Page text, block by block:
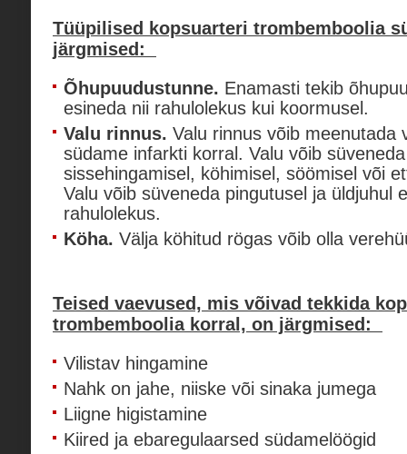
Tüüpilised kopsuarteri trombemboolia
järgmised:
Õhupuudustunne. Enamasti tekib
esineda nii rahulolekus kui koormusel.
Valu rinnus. Valu rinnus võib meenutada
südame infarkti korral. Valu võib
sissehingamisel, köhimisel, söömisel või
Valu võib süveneda pingutusel ja üldjuhul
rahulolekus.
Köha. Välja köhitud rögas võib olla
Teised vaevused, mis võivad tekkida
trombemboolia korral, on järgmised:
Vilistav hingamine
Nahk on jahe, niiske või sinaka jumega
Liigne higistamine
Kiired ja ebaregulaarsed südamelöögid